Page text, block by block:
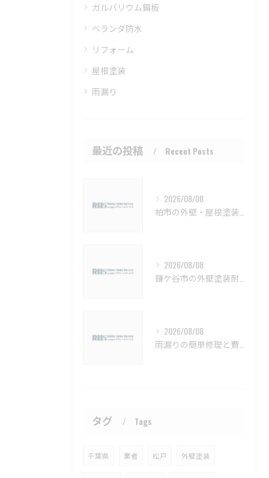
ガルバリウム鋼板
ベランダ防水
リフォーム
屋根塗装
雨漏り
最近の投稿 Recent Posts
2026/08/08
2026/08/08
2026/08/08
タグ Tags
千葉県 業者 松戸 外壁塗装